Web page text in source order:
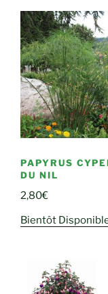
PAPYRUS
DU NIL
2,80€
Bientôt